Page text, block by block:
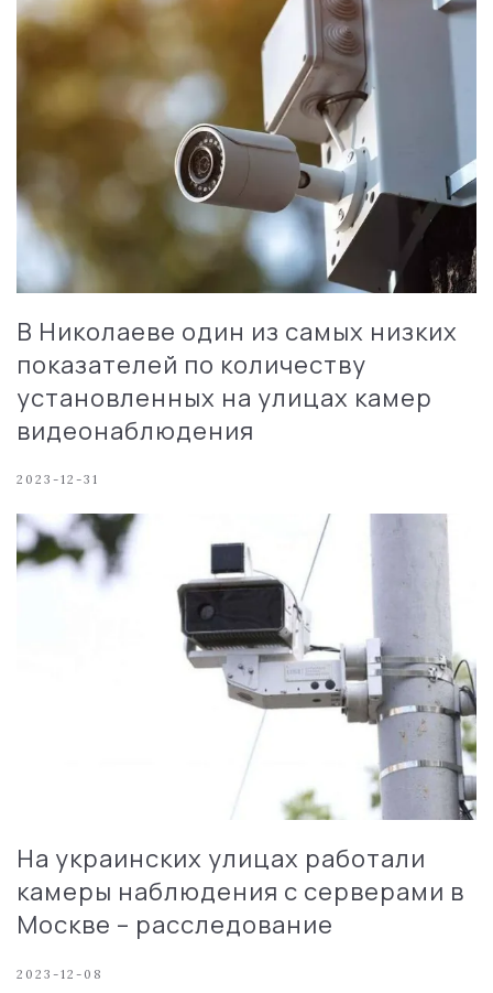
В Николаеве один из самых низких
показателей по количеству
установленных на улицах камер
видеонаблюдения
2023-12-31
На украинских улицах работали
камеры наблюдения с серверами в
Москве – расследование
2023-12-08